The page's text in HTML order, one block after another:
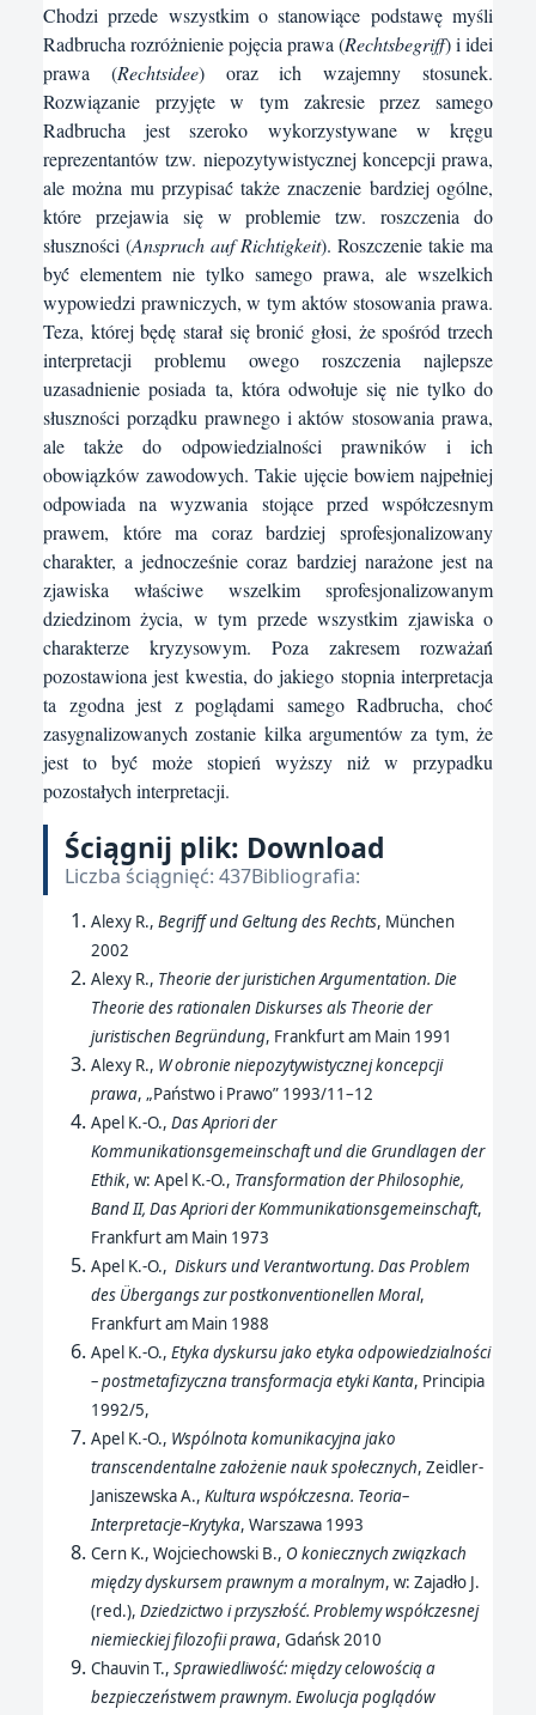
Chodzi przede wszystkim o stanowiące podstawę myśli
Radbrucha rozróżnienie pojęcia prawa (Rechtsbegriff) i idei
prawa (Rechtsidee) oraz ich wzajemny stosunek.
Rozwiązanie przyjęte w tym zakresie przez samego
Radbrucha jest szeroko wykorzystywane w kręgu
reprezentantów tzw. niepozytywistycznej koncepcji prawa,
ale można mu przypisać́ także znaczenie bardziej ogólne,
które przejawia się w problemie tzw. roszczenia do
słuszności (Anspruch auf Richtigkeit). Roszczenie takie ma
być́ elementem nie tylko samego prawa, ale wszelkich
wypowiedzi prawniczych, w tym aktów stosowania prawa.
Teza, której będę starał się bronić głosi, że spośród trzech
interpretacji problemu owego roszczenia najlepsze
uzasadnienie posiada ta, która odwołuje się nie tylko do
słuszności porządku prawnego i aktów stosowania prawa,
ale także do odpowiedzialności prawników i ich
obowiązków zawodowych. Takie ujęcie bowiem najpełniej
odpowiada na wyzwania stojące przed współczesnym
prawem, które ma coraz bardziej sprofesjonalizowany
charakter, a jednocześnie coraz bardziej narażone jest na
zjawiska właściwe wszelkim sprofesjonalizowanym
dziedzinom życia, w tym przede wszystkim zjawiska o
charakterze kryzysowym. Poza zakresem rozważań́
pozostawiona jest kwestia, do jakiego stopnia interpretacja
ta zgodna jest z poglądami samego Radbrucha, choć́
zasygnalizowanych zostanie kilka argumentów za tym, że
jest to być́ może stopień wyższy niż̇ w przypadku
pozostałych interpretacji.
Ściągnij plik: Download
Liczba ściągnięć: 437Bibliografia:
Alexy R., Begriff und Geltung des Rechts, München
2002
Alexy R., Theorie der juristichen Argumentation. Die
Theorie des rationalen Diskurses als Theorie der
juristischen Begründung, Frankfurt am Main 1991
Alexy R., W obronie niepozytywistycznej koncepcji
prawa, „Państwo i Prawo” 1993/11–12
Apel K.-O., Das Apriori der
Kommunikationsgemeinschaft und die Grundlagen der
Ethik, w: Apel K.-O., Transformation der Philosophie,
Band II, Das Apriori der Kommunikationsgemeinschaft,
Frankfurt am Main 1973
Apel K.-O., Diskurs und Verantwortung. Das Problem
des Übergangs zur postkonventionellen Moral,
Frankfurt am Main 1988
Apel K.-O., Etyka dyskursu jako etyka odpowiedzialności
– postmetafizyczna transformacja etyki Kanta, Principia
1992/5,
Apel K.-O., Wspólnota komunikacyjna jako
transcendentalne założenie nauk społecznych, Zeidler-
Janiszewska A., Kultura współczesna. Teoria–
Interpretacje–Krytyka, Warszawa 1993
Cern K., Wojciechowski B., O koniecznych związkach
między dyskursem prawnym a moralnym, w: Zajadło J.
(red.), Dziedzictwo i przyszłość. Problemy współczesnej
niemieckiej filozofii prawa, Gdańsk 2010
Chauvin T., Sprawiedliwość: między celowością a
bezpieczeństwem prawnym. Ewolucja poglądów